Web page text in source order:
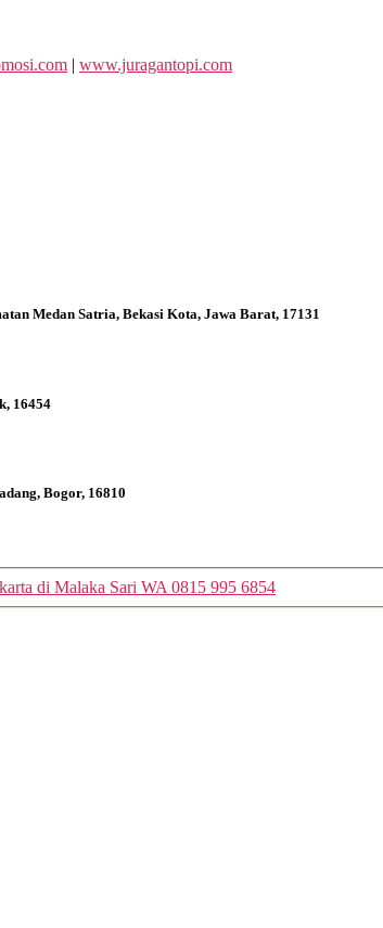
| www.juragantopi.com
Medan Satria, Bekasi Kota, Jawa Barat, 17131
16454
Bogor, 16810
di Malaka Sari WA 0815 995 6854